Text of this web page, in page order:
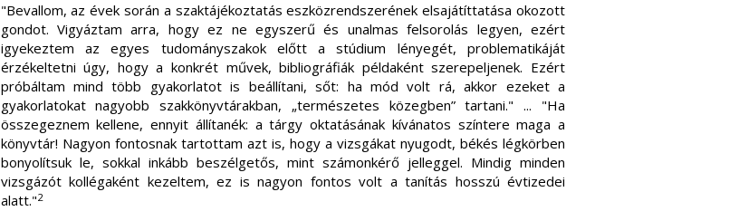
"Bevallom, az évek során a szaktájékoztatás eszközrendszerének elsajátíttatása okozott
gondot. Vigyáztam arra, hogy ez ne egyszerű és unalmas felsorolás legyen, ezért
igyekeztem az egyes tudományszakok előtt a stúdium lényegét, problematikáját
érzékeltetni úgy, hogy a konkrét művek, bibliográfiák példaként szerepeljenek. Ezért
próbáltam mind több gyakorlatot is beállítani, sőt: ha mód volt rá, akkor ezeket a
gyakorlatokat nagyobb szakkönyvtárakban, „természetes közegben” tartani." ... "Ha
összegeznem kellene, ennyit állítanék: a tárgy oktatásának kívánatos színtere maga a
könyvtár! Nagyon fontosnak tartottam azt is, hogy a vizsgákat nyugodt, békés légkörben
bonyolítsuk le, sokkal inkább beszélgetős, mint számonkérő jelleggel. Mindig minden
vizsgázót kollégaként kezeltem, ez is nagyon fontos volt a tanítás hosszú évtizedei
alatt."2